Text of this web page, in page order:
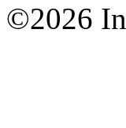
©2026